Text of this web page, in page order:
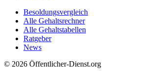
Besoldungsvergleich
Alle Gehaltsrechner
Alle Gehaltstabellen
Ratgeber
News
© 2026 Öffentlicher-Dienst.org